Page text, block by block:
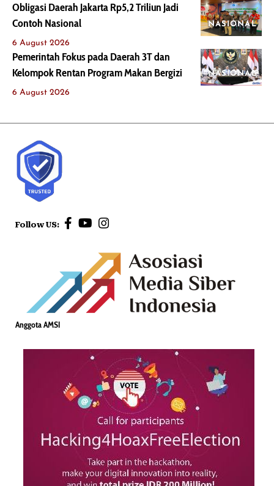
NASIONAL
Obligasi Daerah Jakarta Rp5,2 Triliun Jadi
Contoh Nasional
6 August 2026
NASIONAL
Pemerintah Fokus pada Daerah 3T dan
Kelompok Rentan Program Makan Bergizi
6 August 2026
Follow US:
Anggota AMSI